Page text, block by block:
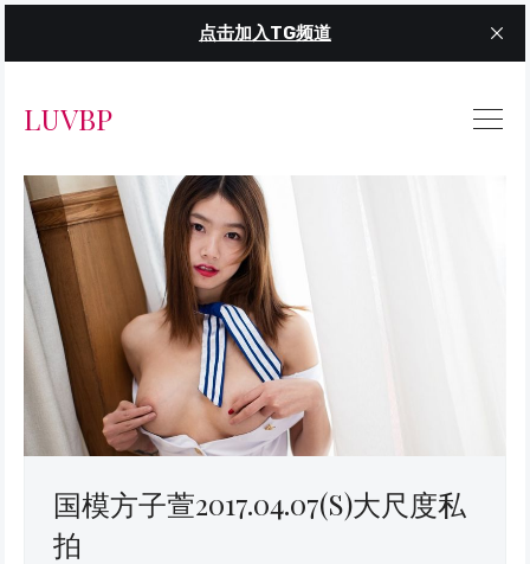
点击加入TG频道
LUVBP
国模方子萱2017.04.07(S)大尺度私
拍